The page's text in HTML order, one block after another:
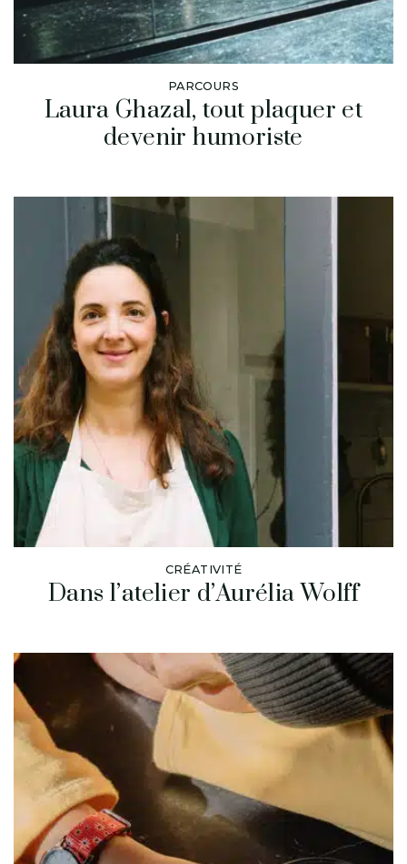
PARCOURS
Laura Ghazal, tout plaquer et
devenir humoriste
CRÉATIVITÉ
Dans l’atelier d’Aurélia Wolff